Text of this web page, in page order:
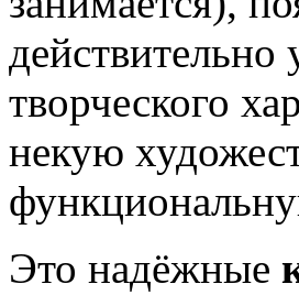
творческого
некую
Это надёжные